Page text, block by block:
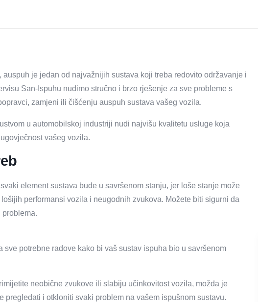
je jedan od najvažnijih sustava koji treba redovito održavanje i
San-Ispuhu nudimo stručno i brzo rješenje za sve probleme s
zamjeni ili čišćenju auspuh sustava vašeg vozila.
u automobilskoj industriji nudi najvišu kvalitetu usluge koja
vašeg vozila.
element sustava bude u savršenom stanju, jer loše stanje može
performansi vozila i neugodnih zvukova. Možete biti sigurni da
sve potrebne radove kako bi vaš sustav ispuha bio u savršenom
neobične zvukove ili slabiju učinkovitost vozila, možda je
pregledati i otkloniti svaki problem na vašem ispušnom sustavu.